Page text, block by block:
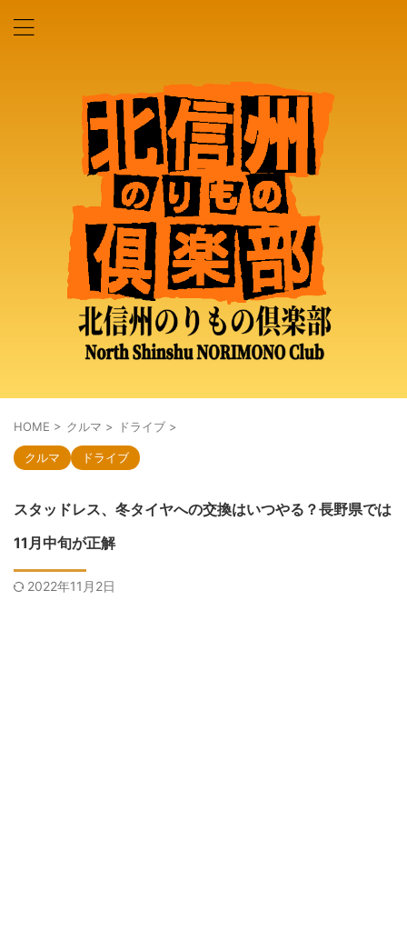
HOME > クルマ > ドライブ >
クルマ ドライブ
スタッドレス、冬タイヤへの交換はいつやる？長野県では
11月中旬が正解
2022年11月2日